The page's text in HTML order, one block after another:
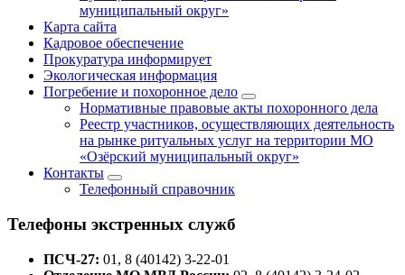
муниципальный округ»
Карта сайта
Кадровое обеспечение
Прокуратура информирует
Экологическая информация
Погребение и похоронное дело
Нормативные правовые акты похоронного дела
Реестр участников, осуществляющих деятельность
на рынке ритуальных услуг на территории МО
«Озёрский муниципальный округ»
Контакты
Телефонный справочник
Телефоны экстренных служб
ПСЧ-27: 01, 8 (40142) 3-22-01